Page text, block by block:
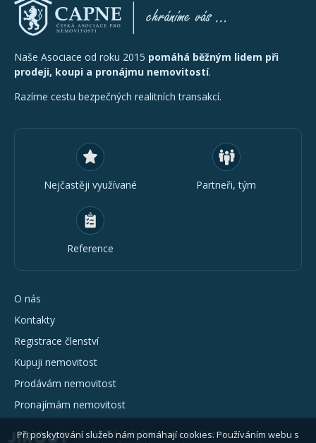
Naše Asociace od roku 2015 pomáhá běžným lidem při
prodeji, koupi a pronájmu nemovitostí.
Razíme cestu bezpečných realitních transakcí.
Nejčastěji využívané Partneři, tým
Reference
O nás
Kontakty
Registrace členství
Kupuji nemovitost
Prodávám nemovitost
Pronajímám nemovitost
© 2026 - všechna práva vyhrazena
Při poskytování služeb nám pomáhají cookies. Používáním webu s